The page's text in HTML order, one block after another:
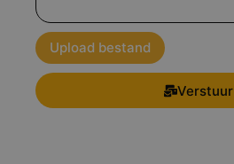
Upload bestand
Verstuur